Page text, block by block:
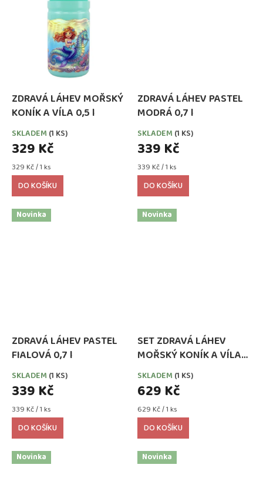
ZDRAVÁ LÁHEV MOŘSKÝ
KONÍK A VÍLA 0,5 l
SKLADEM (1 KS)
329 Kč
Měrná
cena:
329 Kč / 1 ks
DO KOŠÍKU
ZDRAVÁ LÁHEV PASTEL
MODRÁ 0,7 l
SKLADEM (1 KS)
339 Kč
Měrná
cena:
339 Kč / 1 ks
DO KOŠÍKU
Novinka
ZDRAVÁ LÁHEV PASTEL
FIALOVÁ 0,7 l
SKLADEM (1 KS)
339 Kč
Měrná
cena:
339 Kč / 1 ks
DO KOŠÍKU
Novinka
SET ZDRAVÁ LÁHEV
MOŘSKÝ KONÍK A VÍLA
0,5 l + ZDRAVÁ SVÁČA
900 ml
SKLADEM (1 KS)
629 Kč
Měrná
cena:
629 Kč / 1 ks
DO KOŠÍKU
Novinka Novinka